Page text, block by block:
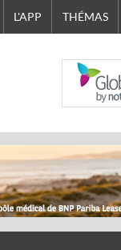
L'APP THÉMAS
NASDAQ